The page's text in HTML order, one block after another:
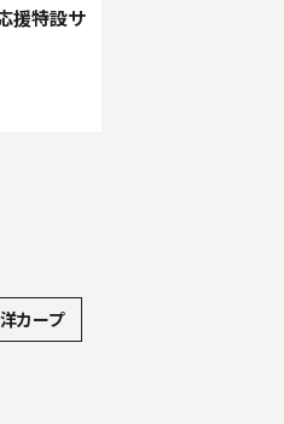
援特設サ
カープ